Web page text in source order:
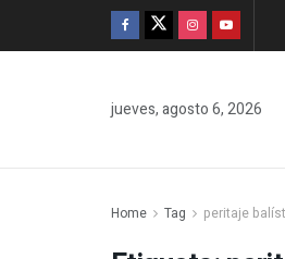
jueves, agosto 6, 2026
Home Tag peritaje